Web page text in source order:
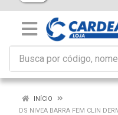
INÍCIO
DS NIVEA BARRA FEM CLIN